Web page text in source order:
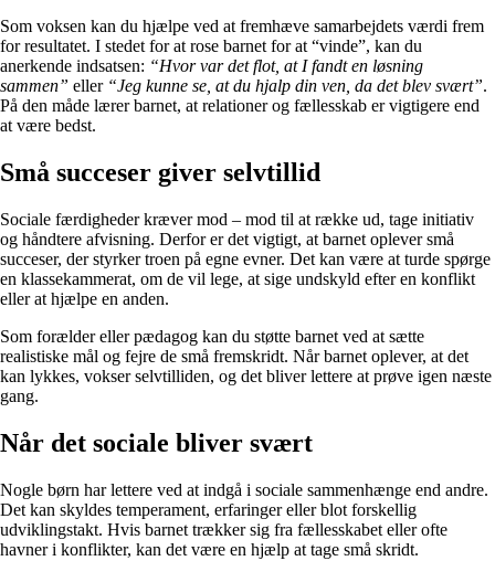
Som voksen kan du hjælpe ved at fremhæve samarbejdets værdi frem
for resultatet. I stedet for at rose barnet for at “vinde”, kan du
anerkende indsatsen: “Hvor var det flot, at I fandt en løsning
sammen” eller “Jeg kunne se, at du hjalp din ven, da det blev svært”.
På den måde lærer barnet, at relationer og fællesskab er vigtigere end
at være bedst.
Små succeser giver selvtillid
Sociale færdigheder kræver mod – mod til at række ud, tage initiativ
og håndtere afvisning. Derfor er det vigtigt, at barnet oplever små
succeser, der styrker troen på egne evner. Det kan være at turde spørge
en klassekammerat, om de vil lege, at sige undskyld efter en konflikt
eller at hjælpe en anden.
Som forælder eller pædagog kan du støtte barnet ved at sætte
realistiske mål og fejre de små fremskridt. Når barnet oplever, at det
kan lykkes, vokser selvtilliden, og det bliver lettere at prøve igen næste
gang.
Når det sociale bliver svært
Nogle børn har lettere ved at indgå i sociale sammenhænge end andre.
Det kan skyldes temperament, erfaringer eller blot forskellig
udviklingstakt. Hvis barnet trækker sig fra fællesskabet eller ofte
havner i konflikter, kan det være en hjælp at tage små skridt.